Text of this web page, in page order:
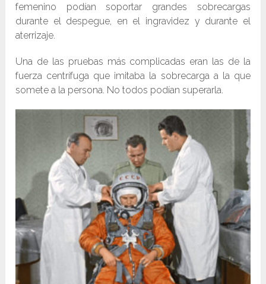
femenino podían soportar grandes sobrecargas
durante el despegue, en el ingravidez y durante el
aterrizaje.
Una de las pruebas más complicadas eran las de la
fuerza centrífuga que imitaba la sobrecarga a la que
somete a la persona. No todos podían superarla.